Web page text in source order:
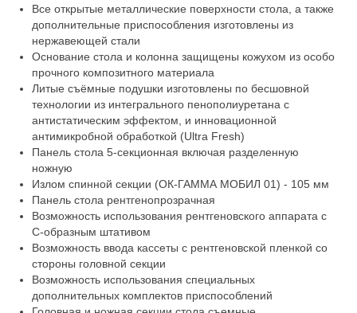
Все открытые металлические поверхности стола, а также
дополнительные приспособления изготовлены из
нержавеющей стали
Основание стола и колонна защищены кожухом из особо
прочного композитного материала
Литые съёмные подушки изготовлены по бесшовной
технологии из интегрального пенополиуретана с
антистатическим эффектом, и инновационной
антимикробной обработкой (Ultra Fresh)
Панель стола 5-секционная включая разделенную
ножную
Излом спинной секции (ОК-ГАММА МОБИЛ 01) - 105 мм
Панель стола рентгенопрозрачная
Возможность использования рентгеновского аппарата с
С-образным штативом
Возможность ввода кассеты с рентгеновской пленкой со
стороны головной секции
Возможность использования специальных
дополнительных комплектов приспособлений